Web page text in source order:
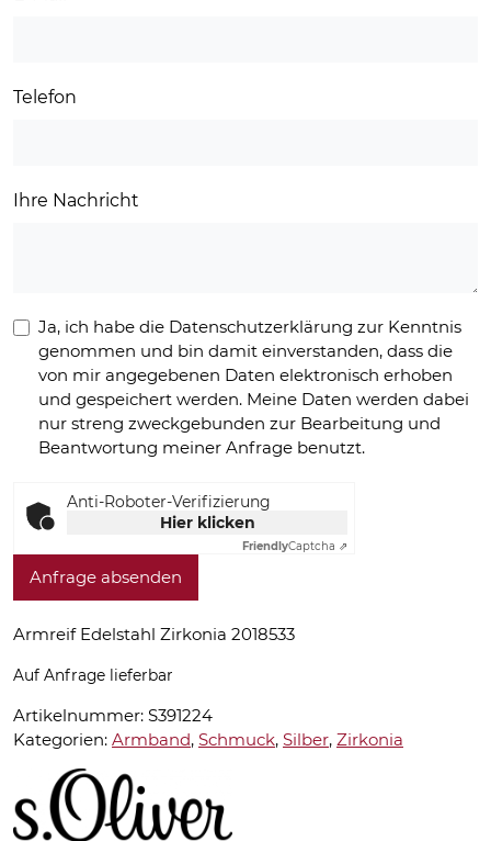
Telefon
Ihre Nachricht
Ja, ich habe die Datenschutzerklärung zur Kenntnis
genommen und bin damit einverstanden, dass die
von mir angegebenen Daten elektronisch erhoben
und gespeichert werden. Meine Daten werden dabei
nur streng zweckgebunden zur Bearbeitung und
Beantwortung meiner Anfrage benutzt.
Anti-Roboter-Verifizierung
Hier klicken
FriendlyCaptcha ⇗
Anfrage absenden
Armreif Edelstahl Zirkonia 2018533
Auf Anfrage lieferbar
Artikelnummer: S391224
Kategorien: Armband, Schmuck, Silber, Zirkonia